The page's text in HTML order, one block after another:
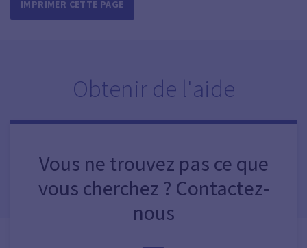
IMPRIMER CETTE PAGE
Obtenir de l'aide
Vous ne trouvez pas ce que
vous cherchez ? Contactez-
nous